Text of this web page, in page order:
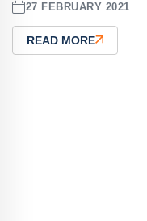
27 FEBRUARY 2021
READ MORE